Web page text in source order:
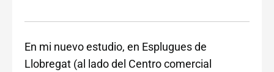
En mi nuevo estudio, en Esplugues de
Llobregat (al lado del Centro comercial